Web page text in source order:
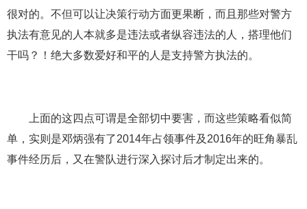
很对的。不但可以让决策行动方面更果断，而且那些对警方
执法有意见的人本就多是违法或者纵容违法的人，搭理他们
干吗？！绝大多数爱好和平的人是支持警方执法的。
上面的这四点可谓是全部切中要害，而这些策略看似简
单，实则是邓炳强有了2014年占领事件及2016年的旺角暴乱
事件经历后，又在警队进行深入探讨后才制定出来的。